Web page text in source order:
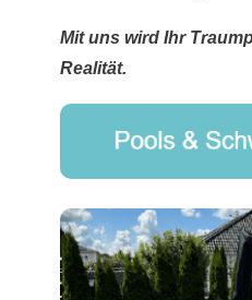
Mit uns wird Ihr
Realität.